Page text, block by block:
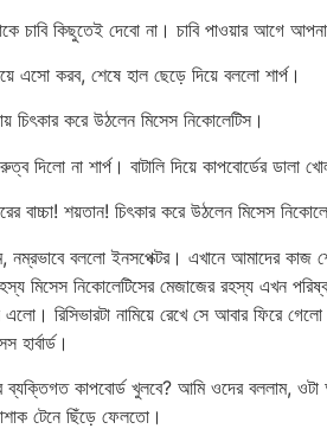
চাবি কিছুতেই দেবো না। চাবি পাওয়ার আগে
এসো করব, শেষে হাল ছেড়ে দিয়ে বললো শার্প।
চিৎকার করে উঠলেন মিসেস নিকোলেটিস।
দিলো না শার্প। বাটালি দিয়ে কাপবোর্ডের ডালা
বাচ্চা! শয়তান! চিৎকার করে উঠলেন মিসেস
নম্রভাবে বললো ইনসপেক্টর। এখানে আমাদের কাজ
মিসেস নিকোলেটিসের মেজাজের রহস্য এখন
রিসিভারটা নামিয়ে রেখে সে আবার ফিরে
হার্বার্ড।
কাপবোর্ড খুলবে? আমি ওদের বললাম, ওটা
টেনে ছিঁড়ে ফেলতো।